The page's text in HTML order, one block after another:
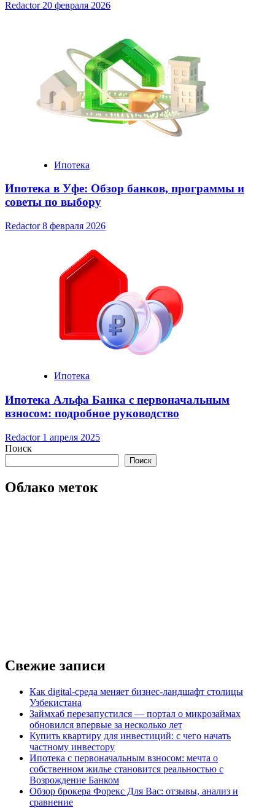
Redactor 20 февраля 2026
Ипотека
Ипотека в Уфе: Обзор банков, программы и
советы по выбору
Redactor8 февраля 2026
Ипотека
Ипотека Альфа Банка с первоначальным
взносом: подробное руководство
Redactor 1 апреля 2025
Поиск
Поиск
Облако меток
Свежие записи
Как digital-среда меняет бизнес-ландшафт столицы
Узбекистана
Займхаб перезапустился — портал о микрозаймах
обновился впервые за несколько лет
Купить квартиру для инвестиций: с чего начать
частному инвестору
Ипотека с первоначальным взносом: мечта о
собственном жилье становится реальностью с
Возрождение Банком
Обзор брокера Форекс Для Вас: отзывы, анализ и
сравнение